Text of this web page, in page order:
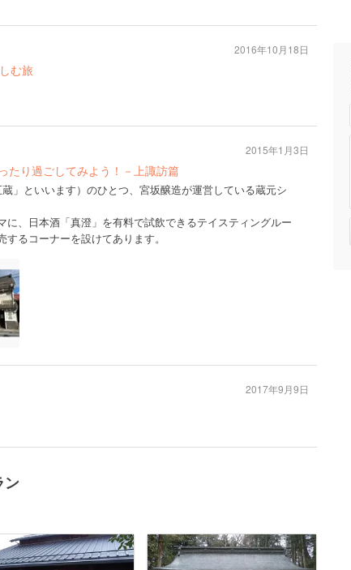
む旅
2016年10月18日
たり過ごしてみよう！－上諏訪篇
」といいます）のひとつ、宮坂醸造が運営している蔵元シ
に、日本酒「真澄」を有料で試飲できるテイスティングルー
るコーナーを設けてあります。
2015年1月3日
2017年9月9日
ン